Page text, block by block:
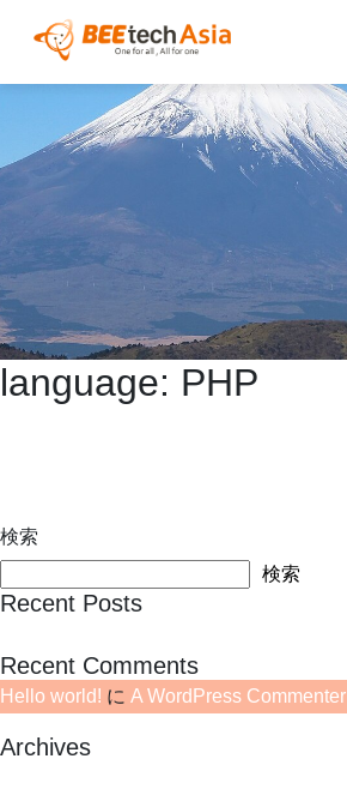
language: PHP
検索
検索
Recent Posts
Recent Comments
Hello world! に A WordPress Commenter
Archives